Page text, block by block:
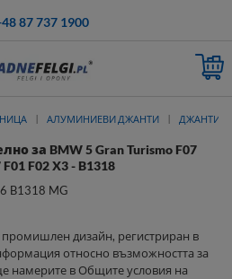
87 737 1900
АЛУМИНИЕВИ ДЖАНТИ ДЖАНТИ 19
за BMW 5 Gran Turismo F07
F01 F02 X3 - B1318
B1318 MG
дизайн, регистриран в
относно възможността за
намерите в Общите условия на